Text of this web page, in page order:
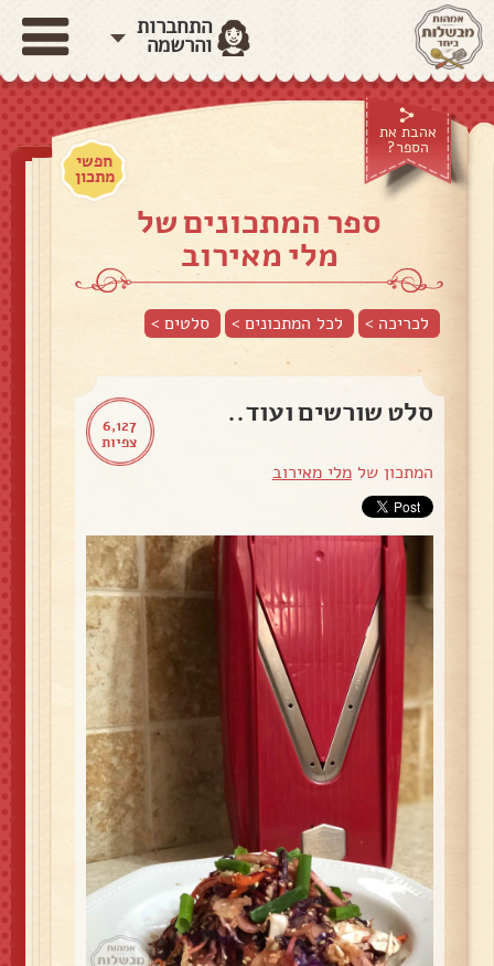
התחברות
והרשמה
אהבת את
הספר?
חפשי
מתכון
ספר המתכונים של
מלי מאירוב
לכריכה > לכל המתכונים > סלטים>
6,127
צפיות
סלט שורשים ועוד..
המתכון שלמלי מאירוב